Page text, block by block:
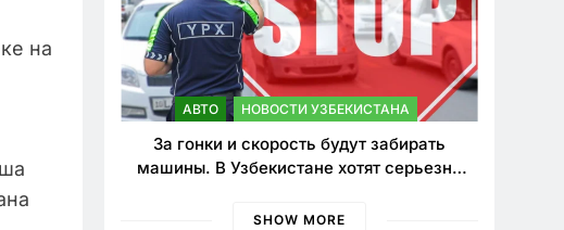
на
АВТО НОВОСТИ УЗБЕКИСТАНА
За гонки и скорость будут забирать
машины. В Узбекистане хотят серьезно
SHOW MORE